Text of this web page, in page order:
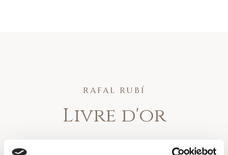
RAFAL RUBÍ
Livre d'or